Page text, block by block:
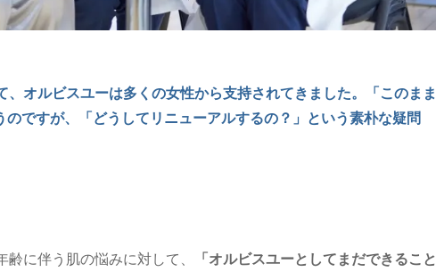
、オルビスユーは多くの女性から支持されてきました。「このまま
ですが、「どうしてリニューアルするの？」という素朴な疑問
に伴う肌の悩みに対して、
「オルビスユーとしてまだできること